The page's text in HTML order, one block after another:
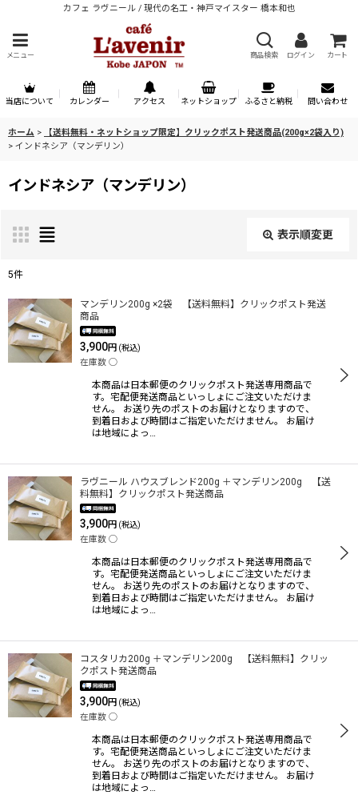
カフェ ラヴニール / 現代の名工・神戸マイスター 橋本和也
メニュー 商品検索 ログイン カート
当店について カレンダー アクセス ネットショップ ふるさと納税 問い合わせ
ホーム >
【送料無料・ネットショップ限定】クリックポスト発送商品(200g×2袋入り)
> インドネシア（マンデリン）
インドネシア（マンデリン）
表示順変更
表示数:
並び順:
絞り込む
5件
マンデリン200g ×2袋 【送料無料】クリックポスト発送
商品
3,900円 (税込)
在庫数 ◯
本商品は日本郵便のクリックポスト発送専用商品で
す。宅配便発送商品といっしょにご注文いただけま
せん。 お送り先のポストのお届けとなりますので、
到着日および時間はご指定いただけません。 お届け
は地域によっ…
ラヴニール ハウスブレンド200g ＋マンデリン200g 【送
料無料】クリックポスト発送商品
3,900円 (税込)
在庫数 ◯
本商品は日本郵便のクリックポスト発送専用商品で
す。宅配便発送商品といっしょにご注文いただけま
せん。 お送り先のポストのお届けとなりますので、
到着日および時間はご指定いただけません。 お届け
は地域によっ…
コスタリカ200g ＋マンデリン200g 【送料無料】クリッ
クポスト発送商品
3,900円 (税込)
在庫数 ◯
本商品は日本郵便のクリックポスト発送専用商品で
す。宅配便発送商品といっしょにご注文いただけま
せん。 お送り先のポストのお届けとなりますので、
到着日および時間はご指定いただけません。 お届け
は地域によっ…